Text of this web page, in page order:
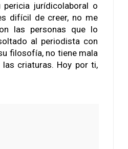
jurídicolaboral o
difícil de creer, no me
las personas que lo
al periodista con
filosofía, no tiene mala
criaturas. Hoy por ti,